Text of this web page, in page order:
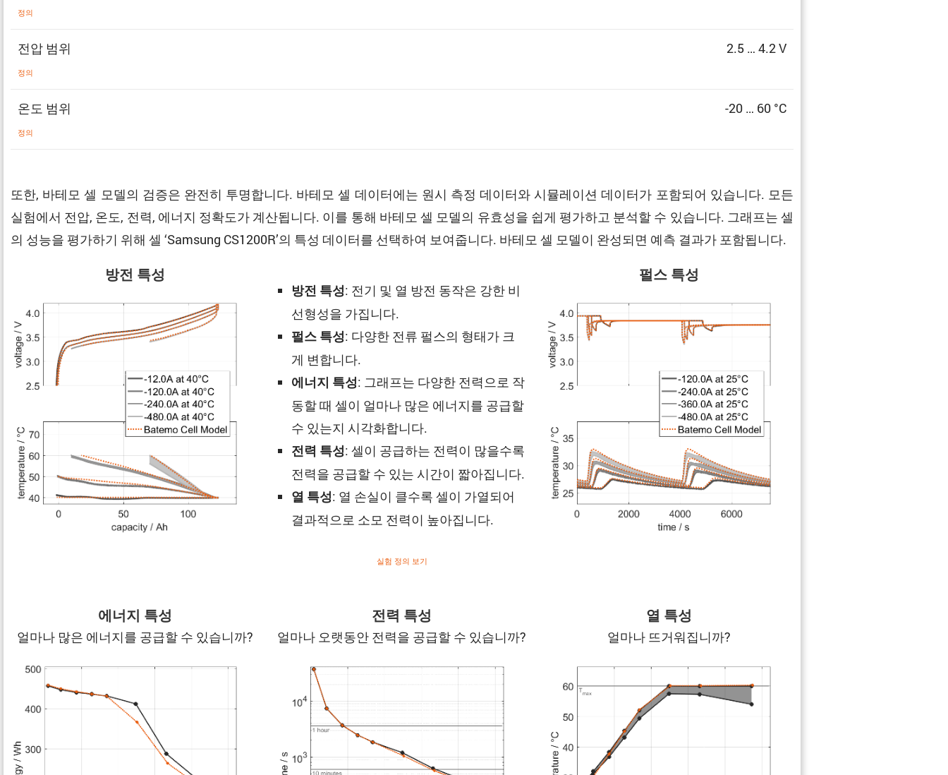
정의
전압 범위
정의
2.5 … 4.2 V
온도 범위
정의
-20 … 60 °C
또한, 바테모 셀 모델의 검증은 완전히 투명합니다. 바테모 셀 데이터에는 원시 측정 데이터와 시뮬레이션 데이터가 포함되어 있습니다. 모든
실험에서 전압, 온도, 전력, 에너지 정확도가 계산됩니다. 이를 통해 바테모 셀 모델의 유효성을 쉽게 평가하고 분석할 수 있습니다. 그래프는 셀
의 성능을 평가하기 위해 셀 ‘Samsung CS1200R’의 특성 데이터를 선택하여 보여줍니다. 바테모 셀 모델이 완성되면 예측 결과가 포함됩니다.
방전 특성
방전 특성: 전기 및 열 방전 동작은 강한 비
선형성을 가집니다.
펄스 특성: 다양한 전류 펄스의 형태가 크
게 변합니다.
에너지 특성: 그래프는 다양한 전력으로 작
동할 때 셀이 얼마나 많은 에너지를 공급할
수 있는지 시각화합니다.
전력 특성: 셀이 공급하는 전력이 많을수록
전력을 공급할 수 있는 시간이 짧아집니다.
열 특성: 열 손실이 클수록 셀이 가열되어
결과적으로 소모 전력이 높아집니다.
펄스 특성
실험 정의 보기
에너지 특성
얼마나 많은 에너지를 공급할 수 있습니까?
전력 특성
얼마나 오랫동안 전력을 공급할 수 있습니까?
열 특성
얼마나 뜨거워집니까?